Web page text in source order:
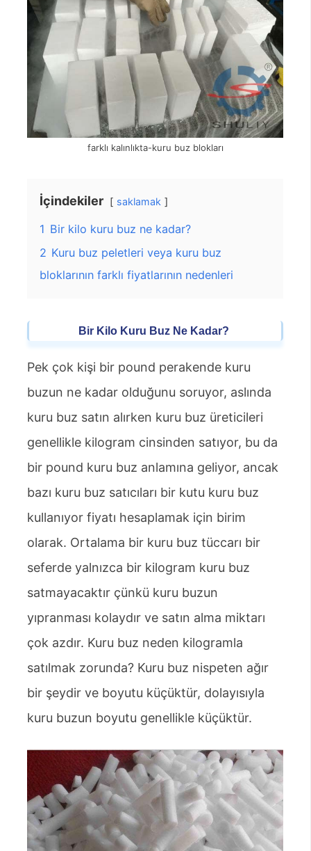
farklı kalınlıkta-kuru buz blokları
İçindekiler saklamak
1 Bir kilo kuru buz ne kadar?
2 Kuru buz peletleri veya kuru buz
bloklarının farklı fiyatlarının nedenleri
Bir Kilo Kuru Buz Ne Kadar?
Pek çok kişi bir pound perakende kuru
buzun ne kadar olduğunu soruyor, aslında
kuru buz satın alırken kuru buz üreticileri
genellikle kilogram cinsinden satıyor, bu da
bir pound kuru buz anlamına geliyor, ancak
bazı kuru buz satıcıları bir kutu kuru buz
kullanıyor fiyatı hesaplamak için birim
olarak. Ortalama bir kuru buz tüccarı bir
seferde yalnızca bir kilogram kuru buz
satmayacaktır çünkü kuru buzun
yıpranması kolaydır ve satın alma miktarı
çok azdır. Kuru buz neden kilogramla
satılmak zorunda? Kuru buz nispeten ağır
bir şeydir ve boyutu küçüktür, dolayısıyla
kuru buzun boyutu genellikle küçüktür.